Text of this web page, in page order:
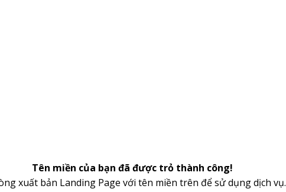
Tên miền của bạn đã được trỏ thành công!
xuất bản Landing Page với tên miền trên để sử dụng dịch vụ.